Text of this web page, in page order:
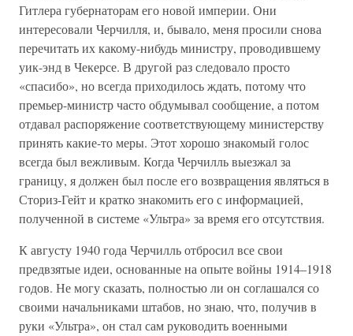
Гитлера губернаторам его новой империи. Они
интересовали Черчилля, и, бывало, меня просили снова
перечитать их какому-нибудь министру, проводившему
уик-энд в Чекерсе. В другой раз следовало просто
«спасибо», но всегда приходилось ждать, потому что
премьер-министр часто обдумывал сообщение, а потом
отдавал распоряжение соответствующему министерству
принять какие-то меры. Этот хорошо знакомый голос
всегда был вежливым. Когда Черчилль выезжал за
границу, я должен был после его возвращения являться в
Сториз-Гейт и кратко знакомить его с информацией,
полученной в системе «Ультра» за время его отсутствия.
К августу 1940 года Черчилль отбросил все свои
предвзятые идеи, основанные на опыте войны 1914–1918
годов. Не могу сказать, полностью ли он соглашался со
своими начальниками штабов, но знаю, что, получив в
руки «Ультра», он стал сам руководить военными